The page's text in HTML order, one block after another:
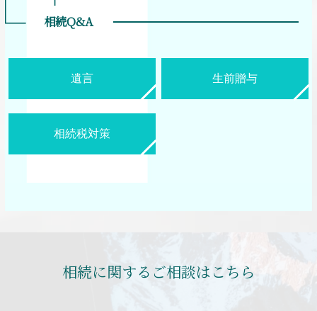
相続Q&A
遺言 生前贈与
相続税対策
相続に関するご相談はこちら